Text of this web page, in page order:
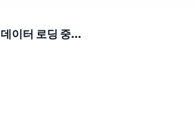
데이터 로딩 중...